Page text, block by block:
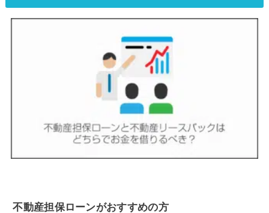
不動産担保ローンがおすすめの方